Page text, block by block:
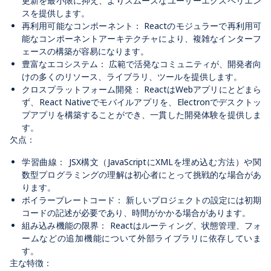
スを提供します。
再利用可能なコンポーネント： Reactのモジュラーで再利用可
能なコンポーネントアーキテクチャにより、複雑なインターフ
ェースの構築が容易になります。
豊富なエコシステム： 広範で活発なコミュニティが、開発者向
けの多くのリソース、ライブラリ、ツールを提供します。
クロスプラットフォーム開発： ReactはWebアプリにとどまら
ず、 React Nativeでモバイルアプリを、 Electronでデスクトッ
プアプリを構築することができ、一貫した開発体験を提供しま
す。
欠点：
学習曲線：
JSX構文（ JavaScriptにXMLを埋め込む方法）や関
数型プログラミングの理解は初心者にとって挑戦的な場合があ
ります。
ボイラープレートコード： 新しいプロジェクトの設定には初期
コードの記述が必要であり、時間がかかる場合があります。
組み込み機能の限界：
Reactはルーティング、状態管理、フォ
ームなどの追加機能について外部ライブラリに依存していま
す。
主な特徴：